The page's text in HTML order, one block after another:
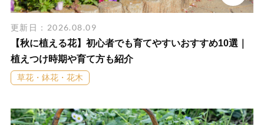
更新日：2026.08.09
【秋に植える花】初心者でも育てやすいおすすめ10選｜
植えつけ時期や育て方も紹介
草花・鉢花・花木